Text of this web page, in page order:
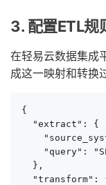
3. 配置ETL规
在轻易云数据集成
成这一映射和转换
{
  "extract": {
"query":
  },
"transform":